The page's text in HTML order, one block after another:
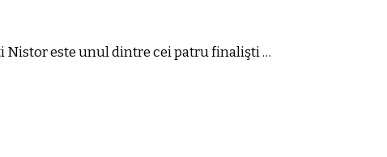
Nistor este unul dintre cei patru finalişti …